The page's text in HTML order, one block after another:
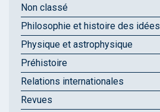
Non classé
Philosophie et histoire des idées
Physique et astrophysique
Préhistoire
Relations internationales
Revues